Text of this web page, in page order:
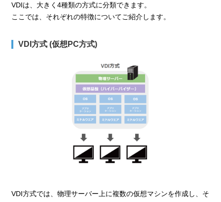
VDIは、大きく4種類の方式に分類できます。
ここでは、それぞれの特徴についてご紹介します。
VDI方式 (仮想PC方式)
VDI方式では、物理サーバー上に複数の仮想マシンを作成し、そ